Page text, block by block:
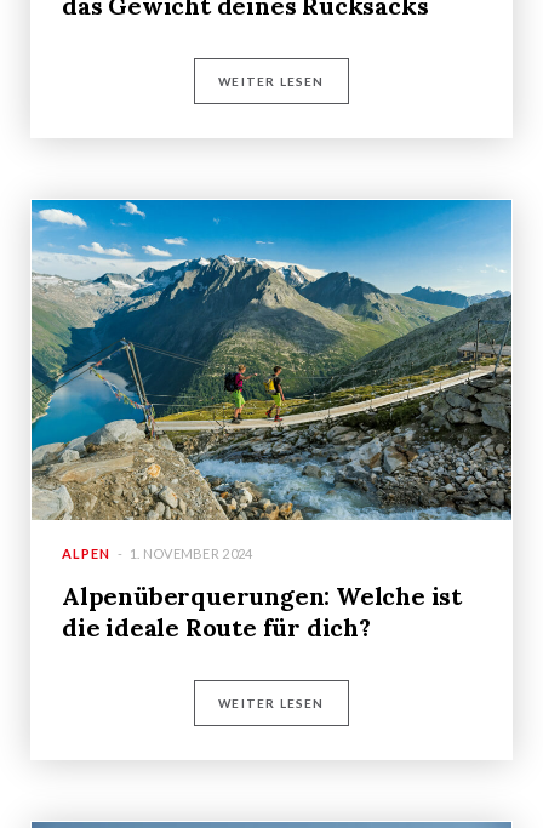
Schluss mit flach: Neue Karten für die Rother
App!
Ein Gastbeitrag von Jonathan Gallagher,…
WEITER LESEN
ALPEN 1. NOVEMBER 2024
Alpenüberquerungen: Welche ist
die ideale Route für dich?
WEITER LESEN